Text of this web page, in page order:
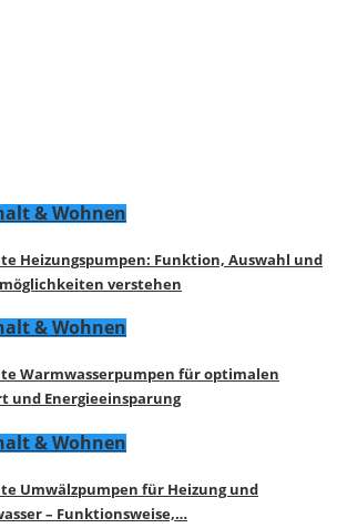
& Wohnen
Heizungspumpen: Funktion, Auswahl und
verstehen
& Wohnen
Warmwasserpumpen für optimalen
und Energieeinsparung
& Wohnen
Umwälzpumpen für Heizung und
– Funktionsweise,…